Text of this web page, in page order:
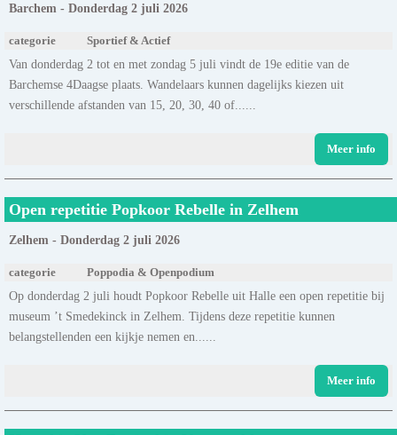
Barchem - Donderdag 2 juli 2026
categorie Sportief & Actief
Van donderdag 2 tot en met zondag 5 juli vindt de 19e editie van de
Barchemse 4Daagse plaats. Wandelaars kunnen dagelijks kiezen uit
verschillende afstanden van 15, 20, 30, 40 of......
Meer info
Open repetitie Popkoor Rebelle in Zelhem
Zelhem - Donderdag 2 juli 2026
categorie Poppodia & Openpodium
Op donderdag 2 juli houdt Popkoor Rebelle uit Halle een open repetitie bij
museum ’t Smedekinck in Zelhem. Tijdens deze repetitie kunnen
belangstellenden een kijkje nemen en......
Meer info